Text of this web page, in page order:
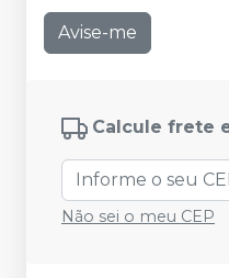
Avise-me
Calcule frete
Não sei o meu CEP